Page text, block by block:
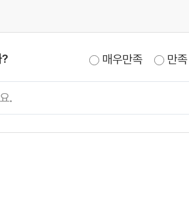
매우만족 만족